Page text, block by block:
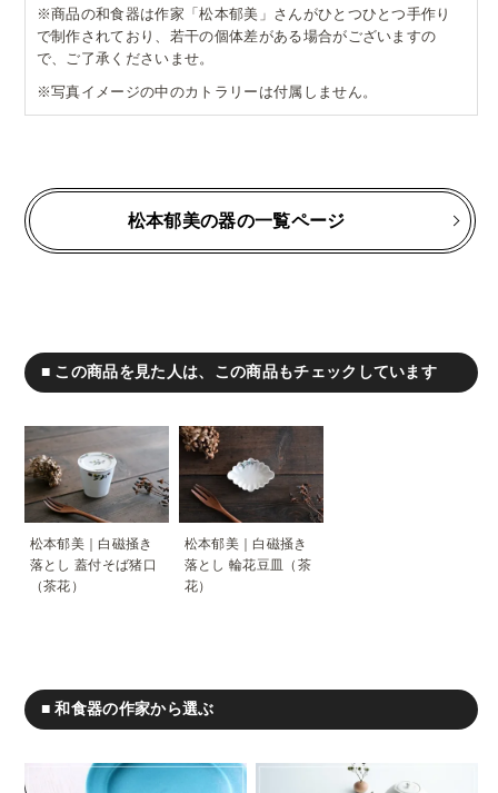
※商品の和食器は作家「松本郁美」さんがひとつひとつ手作り
で制作されており、若干の個体差がある場合がございますの
で、ご了承くださいませ。
※写真イメージの中のカトラリーは付属しません。
松本郁美の器の一覧ページ
■ この商品を見た人は、この商品もチェックしています
松本郁美｜白磁掻き
落とし 蓋付そば猪口
（茶花）
松本郁美｜白磁掻き
落とし 輪花豆皿（茶
花）
■ 和食器の作家から選ぶ